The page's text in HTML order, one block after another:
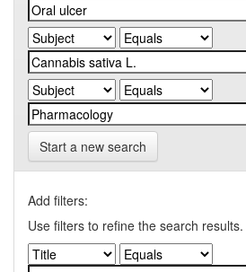
Start a new search
Add filters:
Use filters to refine the search results.